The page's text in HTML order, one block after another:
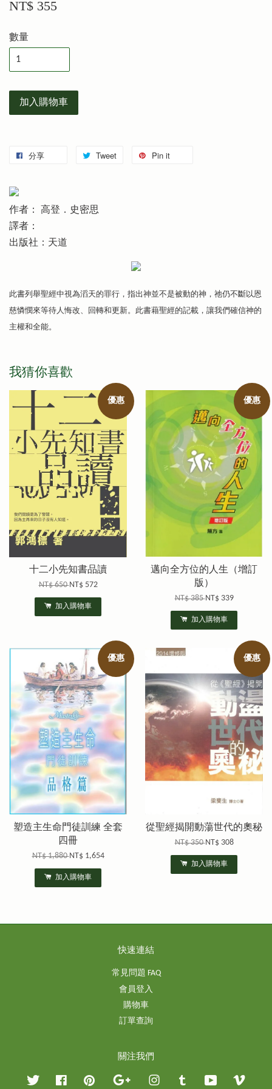
NT$ 355
數量
加入購物車
分享 Tweet Pin it
作者： 高登．史密思
譯者：
出版社：天道
此書列舉聖經中視為滔天的罪行，指出神並不是被動的神，祂仍不斷以恩
慈憐憫來等待人悔改、回轉和更新。此書藉聖經的記載，讓我們確信神的
主權和全能。
我猜你喜歡
優惠
十二小先知書品讀
NT$ 650NT$ 572
加入購物車
優惠
邁向全方位的人生（增訂
版）
NT$ 385NT$ 339
加入購物車
優惠
塑造主生命門徒訓練 全套
四冊
NT$ 1,880NT$ 1,654
加入購物車
優惠
從聖經揭開動蕩世代的奧秘
NT$ 350NT$ 308
加入購物車
快速連結
常見問題 FAQ
會員登入
購物車
訂單查詢
關注我們
Twitter Facebook Pinterest Google InstagramTumblr YouTube